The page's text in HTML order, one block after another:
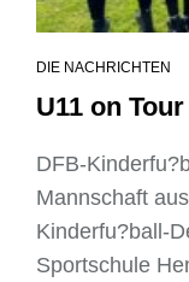
DIE NACHRICHTEN
U11 on Tour
DFB-
Mannschaft
Kinderfu?ball-
Sportschule